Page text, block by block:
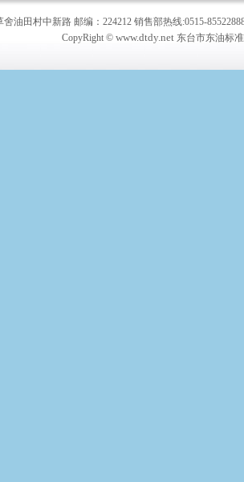
油田村中新路 邮编：224212 销售部热线:0515-
CopyRight ©www.dtdy.net 东台市东油标